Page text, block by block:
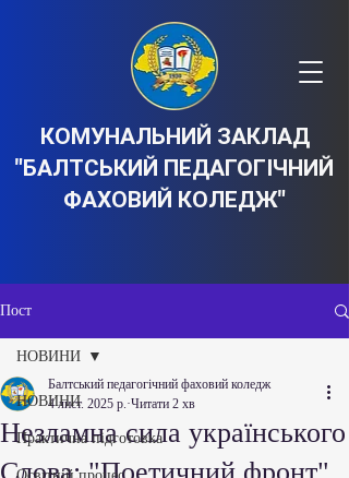
КОМУНАЛЬНИЙ ЗАКЛАД
"БАЛТСЬКИЙ ПЕДАГОГІЧНИЙ
ФАХОВИЙ КОЛЕДЖ"
Пост
НОВИНИ
Практична підготовка
НОВИНИ
Незламна сила українського
Балтський педагогічний фаховий коледж
4 лист. 2025 р. Читати 2 хв